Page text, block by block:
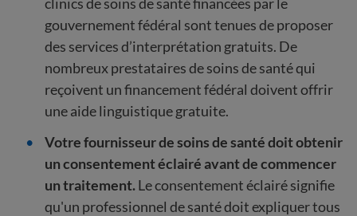
gouvernement fédéral sont tenues de proposer
des services d’interprétation gratuits. De
nombreux prestataires de soins de santé qui
reçoivent un financement fédéral doivent offrir
une aide linguistique gratuite.
Votre fournisseur de soins de santé doit obtenir
un consentement éclairé avant de commencer
un traitement.Le consentement éclairé signifie
qu'un professionnel de santé doit expliquer tous